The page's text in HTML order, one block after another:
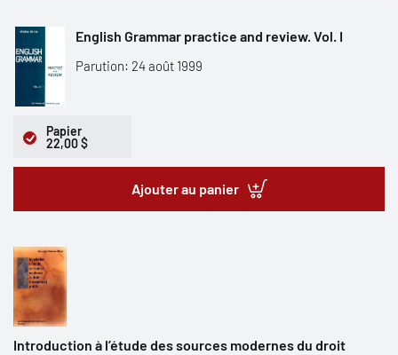
English Grammar practice and review. Vol. I
Parution: 24 août 1999
Papier
22,00 $
Ajouter au panier
Introduction à l’étude des sources modernes du droit